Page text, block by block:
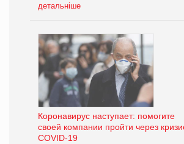
детальніше
Коронавирус наступает: помогите
своей компании пройти через
COVID-19